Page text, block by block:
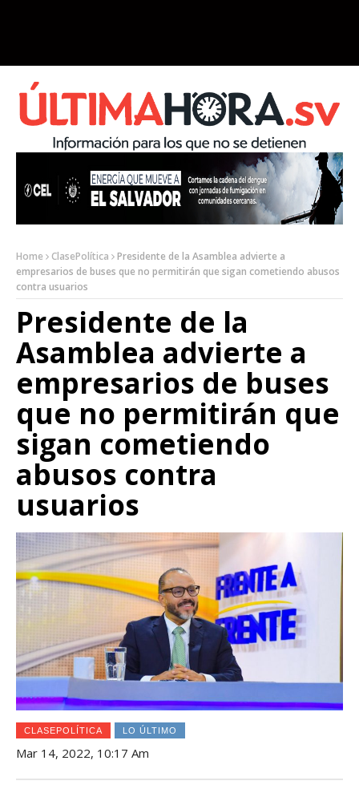
Home ClasePolítica
Presidente de la Asamblea advierte a
empresarios de buses que no permitirán que sigan cometiendo abusos
contra usuarios
Presidente de la
Asamblea advierte a
empresarios de buses
que no permitirán que
sigan cometiendo
abusos contra
usuarios
CLASEPOLÍTICA LO ÚLTIMO
Mar 14, 2022, 10:17 Am